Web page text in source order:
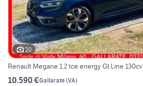
20
Renault Megane 1.2 tce energy Gt Line 130cv
10.590 €Gallarate(VA)